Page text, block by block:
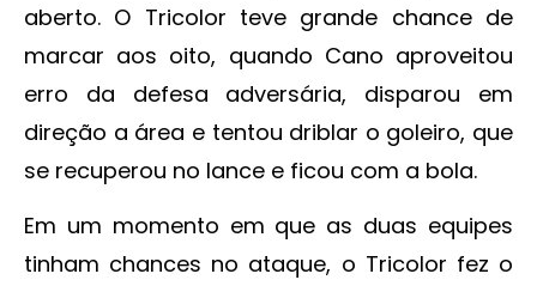
aberto. O Tricolor teve grande chance de
marcar aos oito, quando Cano aproveitou
erro da defesa adversária, disparou em
direção a área e tentou driblar o goleiro, que
se recuperou no lance e ficou com a bola.
Em um momento em que as duas equipes
tinham chances no ataque, o Tricolor fez o